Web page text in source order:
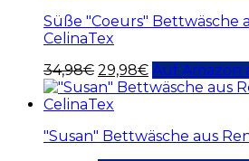
Süße "Coeurs" Bettwäsche
CelinaTex
34,98€ 29,98€ Auf Amazon
"Susan" Bettwäsche aus